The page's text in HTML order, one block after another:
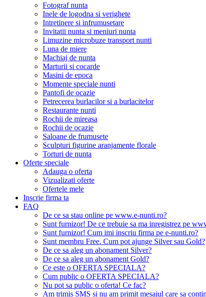
Fotograf nunta
Inele de logodna si verighete
Intretinere si infrumusetare
Invitatii nunta si meniuri nunta
Limuzine microbuze transport nunti
Luna de miere
Machiaj de nunta
Marturii si cocarde
Masini de epoca
Momente speciale nunti
Pantofi de ocazie
Petrecerea burlacilor si a burlacitelor
Restaurante nunti
Rochii de mireasa
Rochii de ocazie
Saloane de frumusete
Sculpturi figurine aranjamente florale
Torturi de nunta
Oferte speciale
Adauga o oferta
Vizualizati oferte
Ofertele mele
Inscrie firma ta
FAQ
De ce sa stau online pe www.e-nunti.ro?
Sunt furnizor! De ce trebuie sa ma inregistrez pe
Sunt furnizor! Cum imi inscriu firma pe e-nunti.ro?
Sunt membru Free. Cum pot ajunge Silver sau Gold?
De ce sa aleg un abonament Silver?
De ce sa aleg un abonament Gold?
Ce este o OFERTA SPECIALA?
Cum public o OFERTA SPECIALA?
Nu pot sa public o oferta! Ce fac?
Am trimis SMS si nu am primit mesajul care sa